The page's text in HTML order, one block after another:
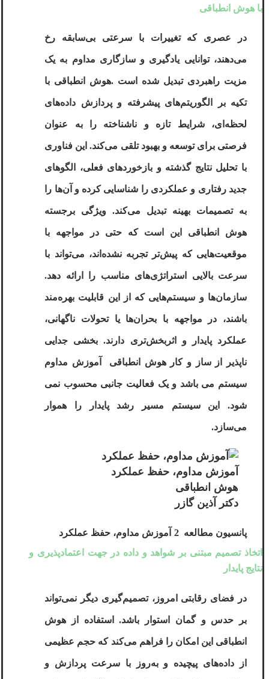
با هوش انطباقی
در عصری که تغییرات با سرعتی بی‌سابقه رخ
می‌دهند، توانایی یادگیری و سازگاری مداوم به یک
مزیت راهبردی تبدیل شده است .هوش انطباقی با
تکیه بر الگوریتم‌های پیشرفته و پردازش داده‌های
لحظه‌ای، شرایط تازه و ناشناخته را به عنوان
فرصتی برای توسعه و بهبود تلقی می‌کند. این فناوری
با تحلیل نتایج گذشته و بازخوردهای فعلی، الگوهای
جدید رفتاری و عملکردی را شناسایی کرده و آن‌ها را
به تصمیمات بهینه تبدیل می‌کند. ویژگی برجسته
هوش انطباقی این است که حتی در مواجهه با
موقعیت‌هایی که پیش‌تر تجربه نشده‌اند، می‌تواند با
سرعت بالایی استراتژی‌های مناسب را ارائه دهد.
سازمان‌ها و سیستم‌هایی که از این قابلیت بهره‌مند
باشند، در مواجهه با بحران‌ها یا تحولات ناگهانی،
عملکرد پایدار و اثربخش‌تری دارند. بخشی جدایی‌
ناپذیر از ساز و کار هوش انطباقی آموزش مداوم
سیستم می باشد و یک فعالیت جانبی محسوب نمی
شود. این سیستم مسیر رشد پایدار را هموار
می‌سازد.
آموزش مداوم، حفظ عملکرد
هوش انطباقی
دکتر آذین گازر
پانسیون مطالعه 2 آموزش مداوم، حفظ عملکرد
اتخاذ تصمیم‌ مبتنی بر شواهد و داده‌ در جهت اعتمادپذیری و
نتایج پایدار
در فضای رقابتی امروز، تصمیم‌گیری دیگر نمی‌تواند
بر حدس و گمان استوار باشد. استفاده از هوش
انطباقی این امکان را فراهم می‌کند که حجم عظیمی
از داده‌های پیچیده و به‌روز با سرعت پردازش و